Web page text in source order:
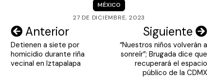
MÉXICO
27 DE DICIEMBRE, 2023
Navegación
de
entradas
Anterior
Detienen a siete por
homicidio durante riña
vecinal en Iztapalapa
Siguiente
“Nuestros niños volverán a
sonreír”; Brugada dice que
recuperará el espacio
público de la CDMX